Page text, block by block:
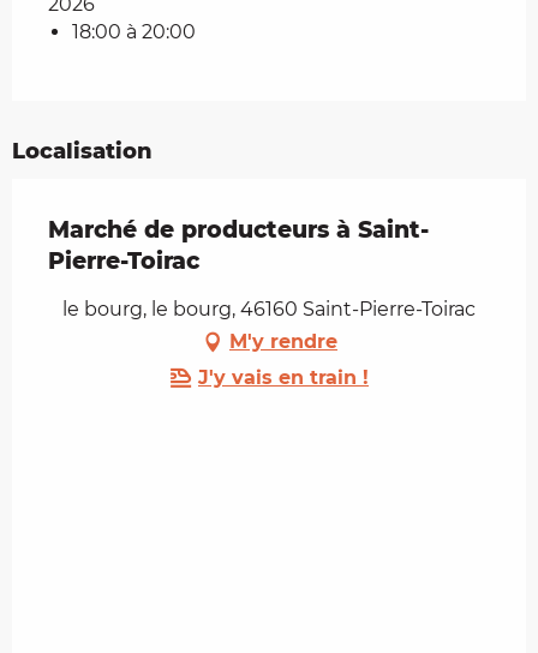
2026
18:00 à 20:00
Localisation
Marché de producteurs à Saint-
Pierre-Toirac
le bourg, le bourg, 46160 Saint-Pierre-Toirac
M'y rendre
J'y vais en train !